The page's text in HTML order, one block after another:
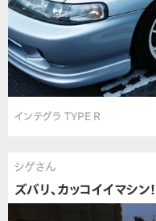
インテグラ TYPE R
シゲさん
ズバリ、カッコイイマシン！